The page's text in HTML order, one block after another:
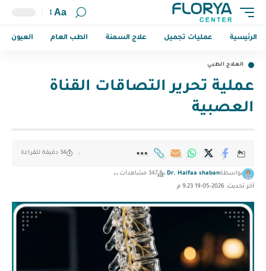
Aa
الرئيسية عمليات تجميل علاج السمنة الطب العام العيون
العلاج الطبي
عملية تحرير التصاقات القناة
العصبية
آخر تحديث: 2026-05-19 9:23 م
بواسطةDr. Haifaa shaban 347 مشاهدات
34 دقيقة للقراءة